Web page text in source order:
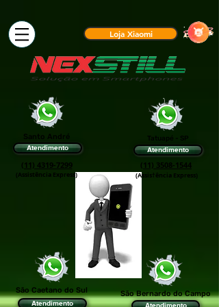
Loja Xiaomi
Santo André
Atendimento
(11) 4319-7299
(Assistência Express)
Tatuapé - SP
Atendimento
(11) 3508-1544
(Assis†ência Express)
São Bernardo do Campo
Atendimento
São Caetano do Sul
Atendimento